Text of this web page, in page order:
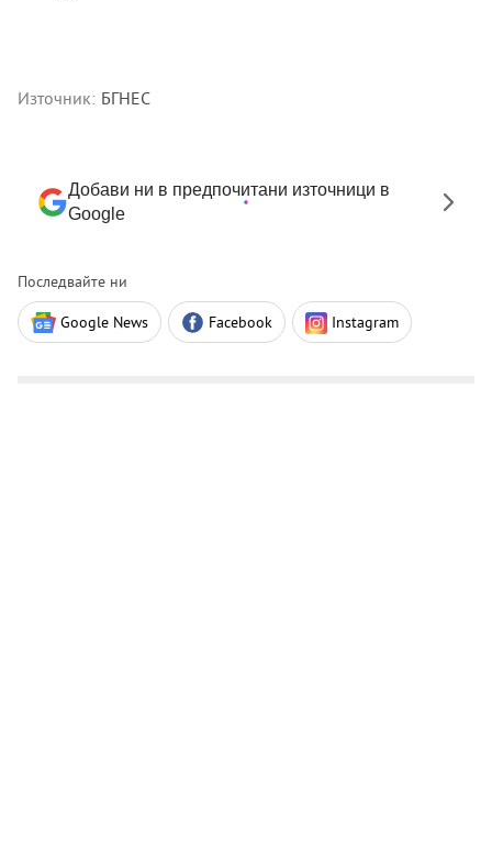
Източник: БГНЕС
Добави ни в предпочитани източници в
Google
Последвайте ни
Google News Facebook Instagram